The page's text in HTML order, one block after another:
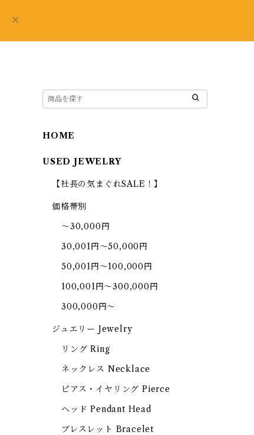
HOME
USED JEWELRY
【社長の気まぐれSALE！】
価格帯別
～30,000円
30,001円～50,000円
50,001円～100,000円
100,001円～300,000円
300,000円～
ジュエリー Jewelry
リング Ring
ネックレス Necklace
ピアス・イヤリング Pierce
ヘッド Pendant Head
ブレスレット Bracelet